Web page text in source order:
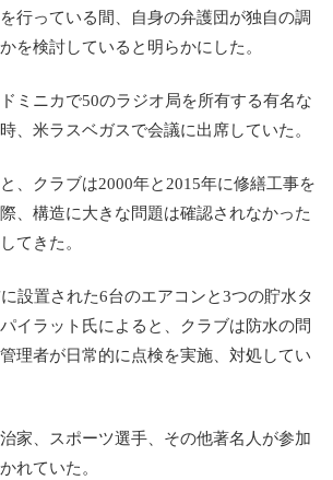
行っている間、自身の弁護団が独自の調
を検討していると明らかにした。
ミニカで50のラジオ局を所有する有名な
、米ラスベガスで会議に出席していた。
、クラブは2000年と2015年に修繕工事を
、構造に大きな問題は確認されなかった
てきた。
設置された6台のエアコンと3つの貯水タ
イラット氏によると、クラブは防水の問
理者が日常的に点検を実施、対処してい
家、スポーツ選手、その他著名人が参加
れていた。